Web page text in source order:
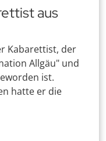
aus
Kabarettist, der
Allgäu" und
ist.
hatte er die